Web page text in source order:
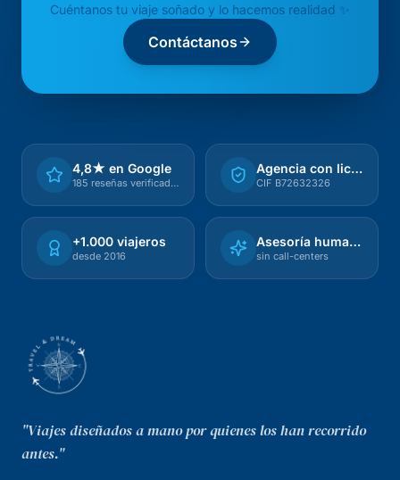
Cuéntanos tu viaje soñado y lo hacemos realidad ✨
Contáctanos
4,8★ en Google
185 reseñas verificadas
Agencia con licencia
CIF B72632326
+1.000 viajeros
desde 2016
Asesoría humana
sin call-centers
"Viajes diseñados a mano por quienes los han recorrido
antes."